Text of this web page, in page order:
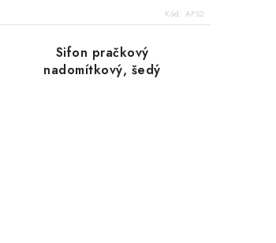
Kód: APS2
Sifon pračkový
nadomítkový, šedý